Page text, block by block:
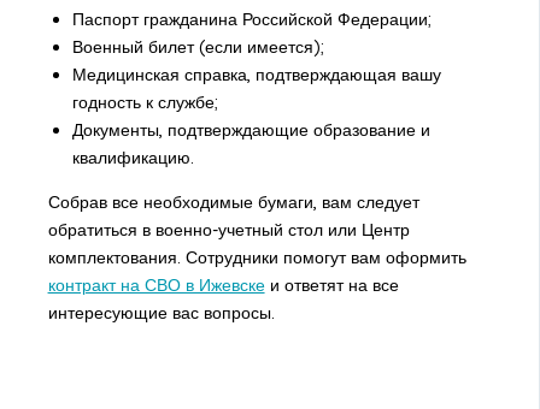
Паспорт гражданина Российской Федерации;
Военный билет (если имеется);
Медицинская справка, подтверждающая вашу
годность к службе;
Документы, подтверждающие образование и
квалификацию.
Собрав все необходимые бумаги, вам следует
обратиться в военно-учетный стол или Центр
комплектования. Сотрудники помогут вам оформить
контракт на СВО в Ижевскеи ответят на все
интересующие вас вопросы.